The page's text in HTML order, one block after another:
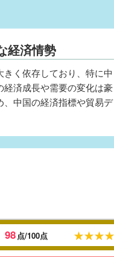
経済情勢
く依存しており、特に中
済成長や需要の変化は豪
、中国の経済指標や貿易デ
98点/100点